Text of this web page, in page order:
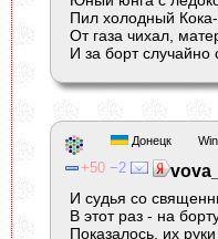
Пил холодный
От газа чихал,
И за борт случайно
Донецк
50 2
И судья со
В этот раз - на
Показалось, их